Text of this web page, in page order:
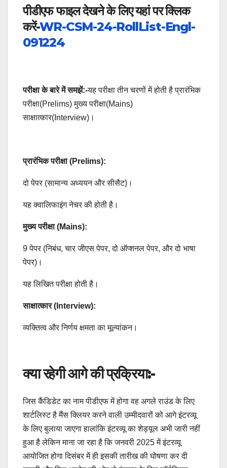
पीडीएफ फाइल देखने के लिए यहां पर क्लिक
करें-WR-CSM-24-RollList-Engl-
091224
परीक्षा के बारे में समझें:-यह परीक्षा तीन चरणों में होती है प्रारंभिक
परीक्षा(Prelims) मुख्य परीक्षा(Mains)
साक्षात्कार(Interview)।
प्रारंभिक परीक्षा (Prelims):
दो पेपर (सामान्य अध्ययन और सीसैट)।
यह क्वालिफाइंग नेचर की होती है।
मुख्य परीक्षा (Mains):
9 पेपर (निबंध, चार जीएस पेपर, दो ऑप्शनल पेपर, और दो भाषा
पेपर)।
यह लिखित परीक्षा होती है।
साक्षात्कार (Interview):
व्यक्तित्व और निर्णय क्षमता का मूल्यांकन।
क्या रहेगी आगे की प्रक्रिया:-
जिस कैंडिडेट का नाम पीडीएफ में होगा वह अगले राउंड के लिए
शार्टलिस्ट है मैंस क्लियर करने वाली उम्मीदवारों को आगे इंटरव्यू
के लिए बुलाया जाएगा हालांकि इंटरव्यू का शेड्यूल अभी जारी नहीं
हुआ है लेकिन माना जा रहा है कि जनवरी 2025 में इंटरव्यू
आयोजित होगा दिसंबर में ही इसकी तारीख की घोषणा कर दी